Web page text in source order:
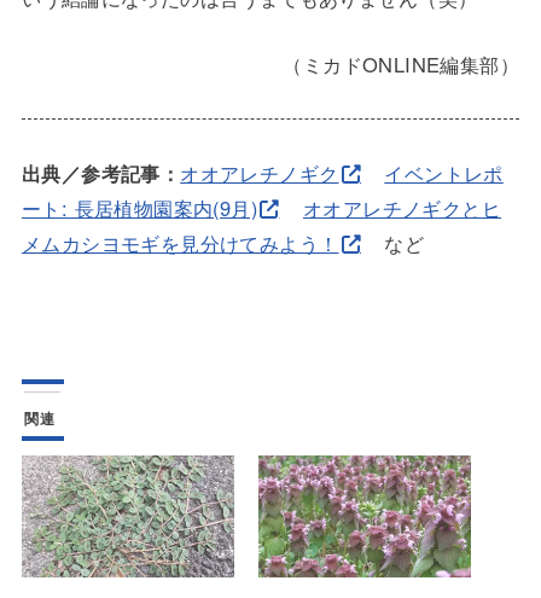
（ミカドONLINE編集部）
出典／参考記事： オオアレチノギク
イベントレポ
ート: 長居植物園案内(9月)
オオアレチノギクとヒ
メムカシヨモギを見分けてみよう！
など
関連